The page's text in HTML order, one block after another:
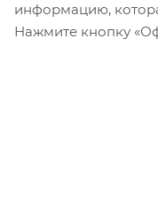
информацию,
Нажмите кнопку